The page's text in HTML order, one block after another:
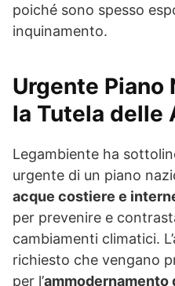
poiché sono spesso
inquinamento.
Urgente Piano
la Tutela delle
Legambiente ha
urgente di un piano
acque costiere e
per prevenire e
cambiamenti climatici.
richiesto che vengano
per l’ammodernamento